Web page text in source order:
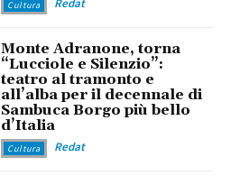
Cultura
Monte Adranone, torna
“Lucciole e Silenzio”:
teatro al tramonto e
all’alba per il decennale di
Sambuca Borgo più bello
d’Italia
Cultura Redat